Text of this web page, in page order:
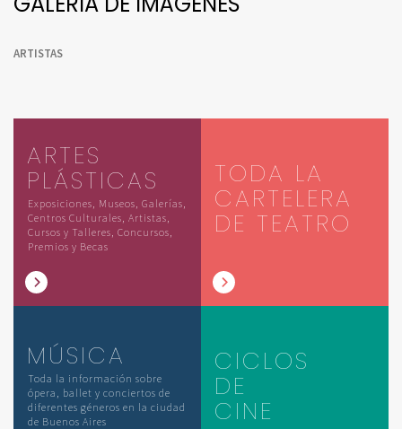
ARTISTAS
ARTES
PLÁSTICAS
Exposiciones, Museos, Galerías,
Centros Culturales, Artistas,
Cursos y Talleres, Concursos,
Premios y Becas
TODA LA
CARTELERA
DE TEATRO
MÚSICA
Toda la información sobre
ópera, ballet y conciertos de
diferentes géneros en la ciudad
de Buenos Aires
CICLOS
DE
CINE